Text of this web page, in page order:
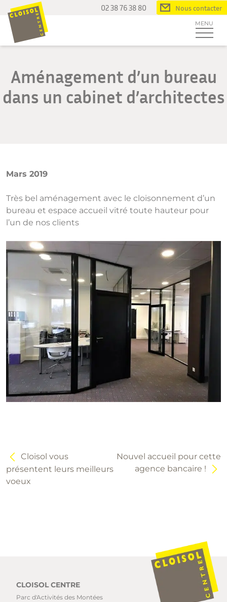
Passer
au
contenu
02 38 76 38 80 Nous contacter
MENU
Aménagement d’un bureau
dans un cabinet d’architectes
Mars 2019
Très bel aménagement avec le cloisonnement d’un
bureau et espace accueil vitré toute hauteur pour
l’un de nos clients
Cloisol vous
présentent leurs meilleurs
voeux
Nouvel accueil pour cette
agence bancaire !
CLOISOL CENTRE
Parc d'Activités des Montées